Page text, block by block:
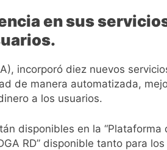
en sus
incorporó diez nuevos
de manera automatizada,
a los usuarios.
disponibles en la “Plataforma
RD” disponible tanto para